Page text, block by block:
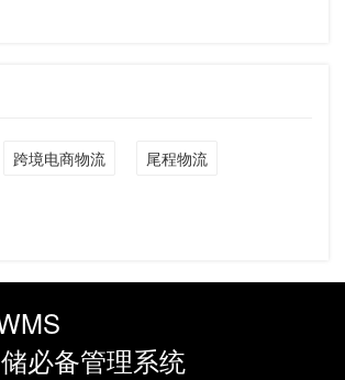
跨境电商物流 尾程物流
必备管理系统